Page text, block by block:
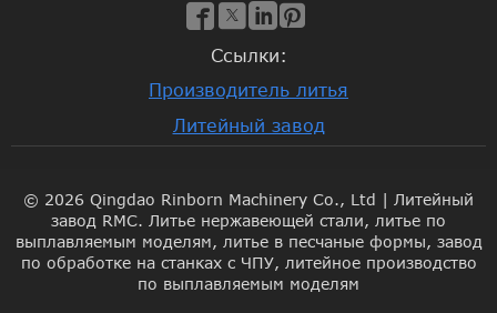
   
Ссылки:
Производитель литья
Литейный завод
© 2026 Qingdao Rinborn Machinery Co., Ltd | Литейный
завод RMC. Литье нержавеющей стали, литье по
выплавляемым моделям, литье в песчаные формы, завод
по обработке на станках с ЧПУ, литейное производство
по выплавляемым моделям